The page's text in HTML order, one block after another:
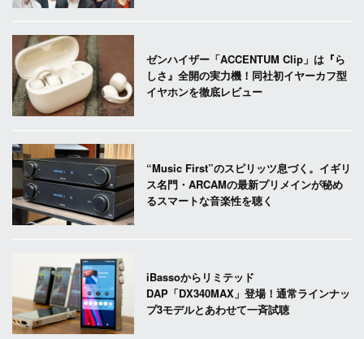
ゼンハイザー「ACCENTUM Clip」は『ら
しさ』全開の実力機！同社初イヤーカフ型
イヤホンを徹底レビュー
“Music First”のスピリッツ息づく。イギリ
ス名門・ARCAMの最新プリメインが秘め
るスマートな音楽性を聴く
iBassoからリミテッド
DAP「DX340MAX」登場！通常ラインナッ
プ3モデルとあわせて一斉試聴